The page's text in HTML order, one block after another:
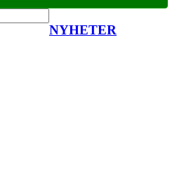
NYHETER